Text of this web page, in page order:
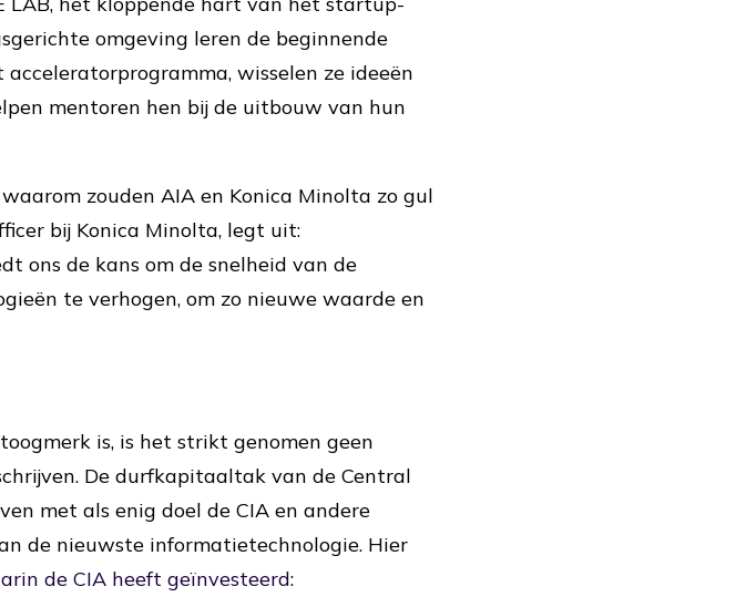
omgeving leren de beginnende
wisselen ze ideeën
mentoren hen bij de uitbouw van hun
zouden AIA en Konica Minolta zo gul
bij Konica Minolta, legt uit:
ons de kans om de snelheid van de
te verhogen, om zo nieuwe waarde en
is, is het strikt genomen geen
De durfkapitaaltak van de Central
met als enig doel de CIA en andere
de nieuwste informatietechnologie. Hier
de CIA heeft geïnvesteerd: